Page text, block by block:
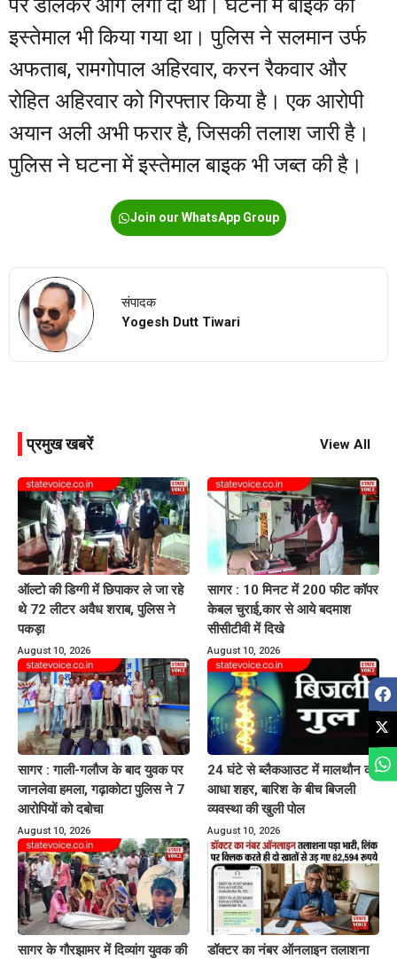
पर डालकर आग लगा दी थी। घटना में बाइक का
इस्तेमाल भी किया गया था। पुलिस ने सलमान उर्फ
अफताब, रामगोपाल अहिरवार, करन रैकवार और
रोहित अहिरवार को गिरफ्तार किया है। एक आरोपी
अयान अली अभी फरार है, जिसकी तलाश जारी है।
पुलिस ने घटना में इस्तेमाल बाइक भी जब्त की है।
Join our WhatsApp Group
संपादक
Yogesh Dutt Tiwari
प्रमुख खबरें View All
ऑल्टो की डिग्गी में छिपाकर ले जा रहे
थे 72 लीटर अवैध शराब, पुलिस ने
पकड़ा
August 10, 2026
सागर : 10 मिनट में 200 फीट कॉपर
केबल चुराई,कार से आये बदमाश
सीसीटीवी में दिखे
August 10, 2026
सागर : गाली-गलौज के बाद युवक पर
जानलेवा हमला, गढ़ाकोटा पुलिस ने 7
आरोपियों को दबोचा
August 10, 2026
24 घंटे से ब्लैकआउट में मालथौन का
आधा शहर, बारिश के बीच बिजली
व्यवस्था की खुली पोल
August 10, 2026
सागर के गौरझामर में दिव्यांग युवक की
डॉक्टर का नंबर ऑनलाइन तलाशना